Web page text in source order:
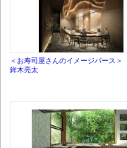
＜お寿司屋さんのイメージパース＞
鉾木亮太